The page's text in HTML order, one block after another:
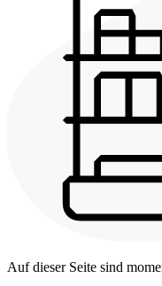
Auf dieser Seite sind